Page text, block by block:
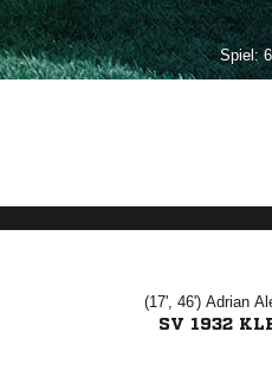
Spiel:
(17', 46')
SV 1932